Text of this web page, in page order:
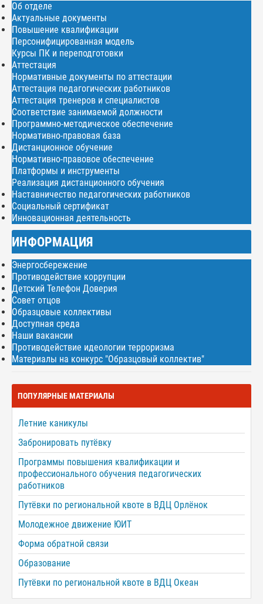
Об отделе
Актуальные документы
Повышение квалификации
Персонифицированная модель
Курсы ПК и переподготовки
Аттестация
Нормативные документы по аттестации
Аттестация педагогических работников
Аттестация тренеров и специалистов
Соответствие занимаемой должности
Программно-методическое обеспечение
Нормативно-правовая база
Дистанционное обучение
Нормативно-правовое обеспечение
Платформы и инструменты
Реализация дистанционного обучения
Наставничество педагогических работников
Социальный сертификат
Инновационная деятельность
ИНФОРМАЦИЯ
Энергосбережение
Противодействие коррупции
Детский Телефон Доверия
Совет отцов
Образцовые коллективы
Доступная среда
Наши вакансии
Противодействие идеологии терроризма
Материалы на конкурс "Образцовый коллектив"
ПОПУЛЯРНЫЕ МАТЕРИАЛЫ
Летние каникулы
Забронировать путёвку
Программы повышения квалификации и
профессионального обучения педагогических
работников
Путёвки по региональной квоте в ВДЦ Орлёнок
Молодежное движение ЮИТ
Форма обратной связи
Образование
Путёвки по региональной квоте в ВДЦ Океан